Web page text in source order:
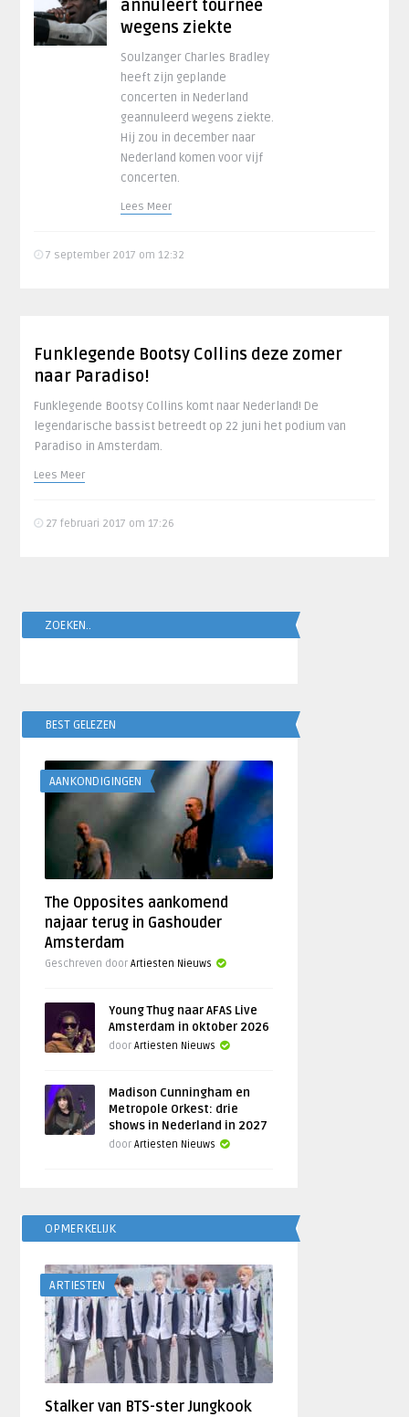
annuleert tournee
wegens ziekte
Soulzanger Charles Bradley
heeft zijn geplande
concerten in Nederland
geannuleerd wegens ziekte.
Hij zou in december naar
Nederland komen voor vijf
concerten.
Lees Meer
7 september 2017 om 12:32
Funklegende Bootsy Collins deze zomer
naar Paradiso!
Funklegende Bootsy Collins komt naar Nederland! De
legendarische bassist betreedt op 22 juni het podium van
Paradiso in Amsterdam.
Lees Meer
27 februari 2017 om 17:26
ZOEKEN..
BEST GELEZEN
AANKONDIGINGEN
The Opposites aankomend
najaar terug in Gashouder
Amsterdam
Geschreven doorArtiesten Nieuws
Young Thug naar AFAS Live
Amsterdam in oktober 2026
doorArtiesten Nieuws
Madison Cunningham en
Metropole Orkest: drie
shows in Nederland in 2027
doorArtiesten Nieuws
OPMERKELIJK
ARTIESTEN
Stalker van BTS-ster Jungkook